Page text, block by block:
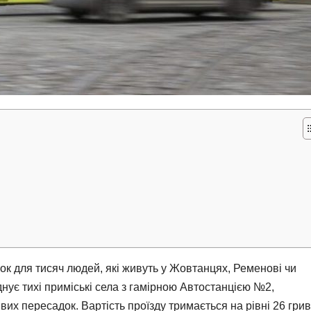
для тисяч людей, які живуть у Жовтанцях, Ременові чи
тихі приміські села з гамірною Автостанцією №2,
пересадок. Вартість проїзду тримається на рівні 26